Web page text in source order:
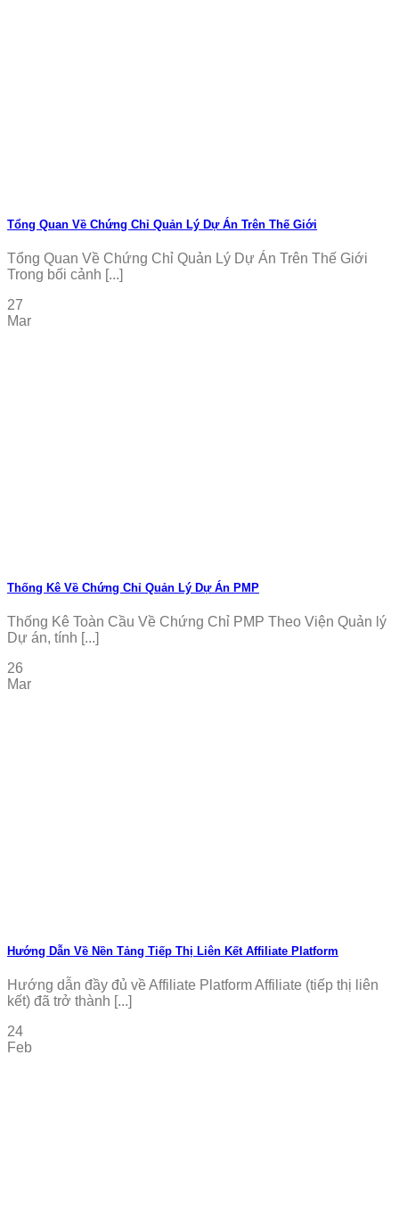
Tổng Quan Về Chứng Chỉ Quản Lý Dự Án Trên Thế Giới
Tổng Quan Về Chứng Chỉ Quản Lý Dự Án Trên Thế Giới
Trong bối cảnh [...]
27
Mar
Thống Kê Về Chứng Chỉ Quản Lý Dự Án PMP
Thống Kê Toàn Cầu Về Chứng Chỉ PMP Theo Viện Quản lý
Dự án, tính [...]
26
Mar
Hướng Dẫn Về Nền Tảng Tiếp Thị Liên Kết Affiliate Platform
Hướng dẫn đầy đủ về Affiliate Platform Affiliate (tiếp thị liên
kết) đã trở thành [...]
24
Feb